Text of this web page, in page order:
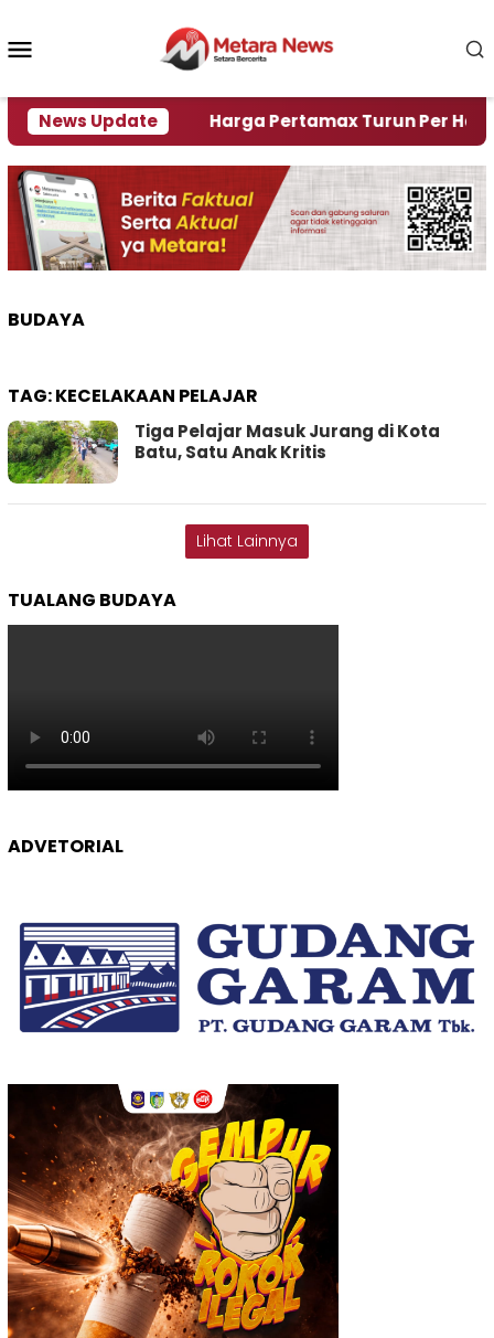
konten
News Update
Krisi Air Harga Pertamax Turun Per Hari Ini,
BUDAYA
TAG:KECELAKAAN PELAJAR
Tiga Pelajar Masuk Jurang di Kota
Batu, Satu Anak Kritis
Lihat Lainnya
TUALANG BUDAYA
ADVETORIAL